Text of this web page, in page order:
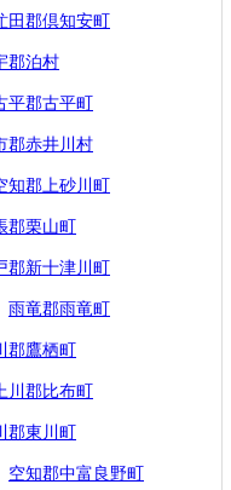
田郡倶知安町
郡泊村
平郡古平町
郡赤井川村
知郡上砂川町
郡栗山町
郡新十津川町
雨竜郡雨竜町
郡鷹栖町
川郡比布町
郡東川町
空知郡中富良野町